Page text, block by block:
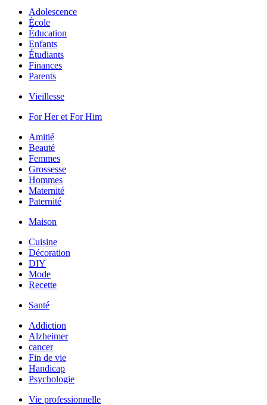
Adolescence
École
Éducation
Enfants
Étudiants
Finances
Parents
Vieillesse
For Her et For Him
Amitié
Beauté
Femmes
Grossesse
Hommes
Maternité
Paternité
Maison
Cuisine
Décoration
DIY
Mode
Recette
Santé
Addiction
Alzheimer
cancer
Fin de vie
Handicap
Psychologie
Vie professionnelle